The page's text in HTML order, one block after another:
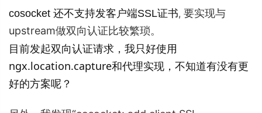
cosocket 还不支持发客户端SSL证书, 要实现与
upstream做双向认证比较繁琐。
目前发起双向认证请求，我只好使用
ngx.location.capture和代理实现，不知道有没有更
好的方案呢？